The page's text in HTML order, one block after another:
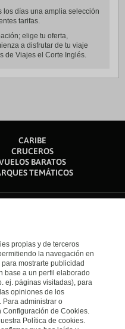
los días una amplia selección
tarifas.
elige tu oferta,
a disfrutar de tu viaje
de Viajes el Corte Inglés.
CARIBE
CRUCEROS
BARATOS
TEMÁTICOS
propias y de terceros
la navegación en
mostrarte publicidad
base a un perfil elaborado
ej. páginas visitadas), para
opiniones de los
Para administrar o
Configuración de Cookies.
Política de cookies.